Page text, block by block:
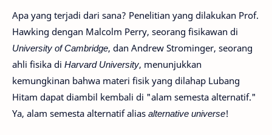
Apa yang terjadi dari sana? Penelitian yang dilakukan Prof.
Hawking dengan Malcolm Perry, seorang fisikawan di
University of Cambridge, dan Andrew Strominger, seorang
ahli fisika di Harvard University, menunjukkan
kemungkinan bahwa materi fisik yang dilahap Lubang
Hitam dapat diambil kembali di "alam semesta alternatif."
Ya, alam semesta alternatif alias alternative universe!